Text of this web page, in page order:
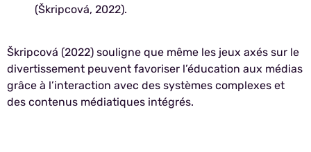
(Škripcová, 2022).
Škripcová (2022) souligne que même les jeux axés sur le
divertissement peuvent favoriser l’éducation aux médias
grâce à l’interaction avec des systèmes complexes et
des contenus médiatiques intégrés.